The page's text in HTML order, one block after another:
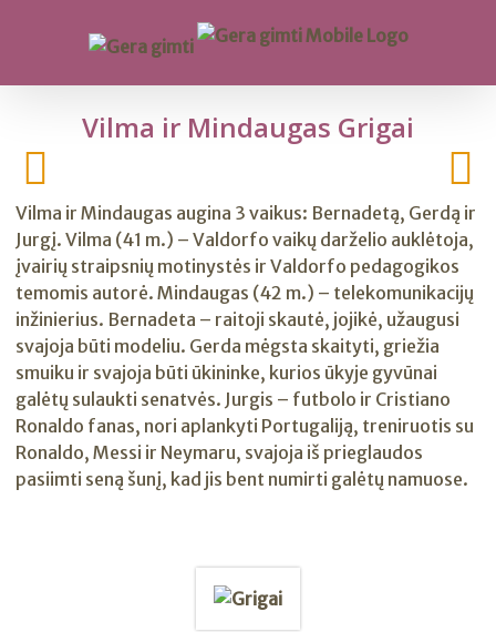
Vilma ir Mindaugas Grigai
Vilma ir Mindaugas augina 3 vaikus: Bernadetą, Gerdą ir
Jurgį. Vilma (41 m.) – Valdorfo vaikų darželio auklėtoja,
įvairių straipsnių motinystės ir Valdorfo pedagogikos
temomis autorė. Mindaugas (42 m.) – telekomunikacijų
inžinierius. Bernadeta – raitoji skautė, jojikė, užaugusi
svajoja būti modeliu. Gerda mėgsta skaityti, griežia
smuiku ir svajoja būti ūkininke, kurios ūkyje gyvūnai
galėtų sulaukti senatvės. Jurgis – futbolo ir Cristiano
Ronaldo fanas, nori aplankyti Portugaliją, treniruotis su
Ronaldo, Messi ir Neymaru, svajoja iš prieglaudos
pasiimti seną šunį, kad jis bent numirti galėtų namuose.